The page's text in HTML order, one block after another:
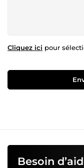
Cliquez ici pour
Besoin